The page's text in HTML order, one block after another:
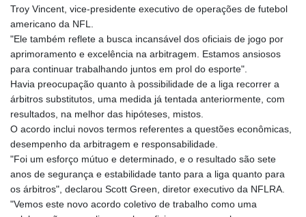
Troy Vincent, vice-presidente executivo de operações de futebol
americano da NFL.
"Ele também reflete a busca incansável dos oficiais de jogo por
aprimoramento e excelência na arbitragem. Estamos ansiosos
para continuar trabalhando juntos em prol do esporte".
Havia preocupação quanto à possibilidade de a liga recorrer a
árbitros substitutos, uma medida já tentada anteriormente, com
resultados, na melhor das hipóteses, mistos.
O acordo inclui novos termos referentes a questões econômicas,
desempenho da arbitragem e responsabilidade.
"Foi um esforço mútuo e determinado, e o resultado são sete
anos de segurança e estabilidade tanto para a liga quanto para
os árbitros", declarou Scott Green, diretor executivo da NFLRA.
"Vemos este novo acordo coletivo de trabalho como uma